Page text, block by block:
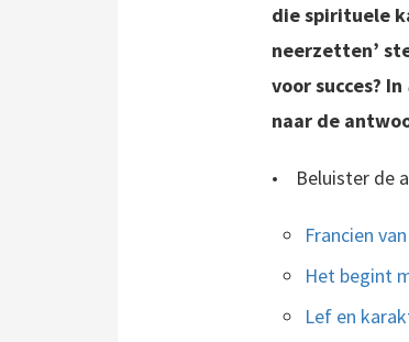
die spirituele
neerzetten’
voor succes? In
naar de
• Beluister de
Francien
Het begint
Lef en